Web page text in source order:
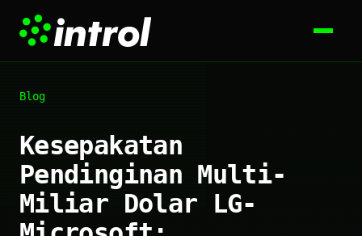
Blog
Kesepakatan
Pendinginan Multi-
Miliar Dolar LG-